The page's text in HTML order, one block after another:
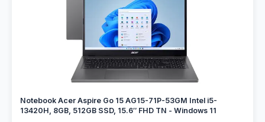
Notebook Acer Aspire Go 15 AG15-71P-53GM Intel i5-
13420H, 8GB, 512GB SSD, 15.6″ FHD TN - Windows 11